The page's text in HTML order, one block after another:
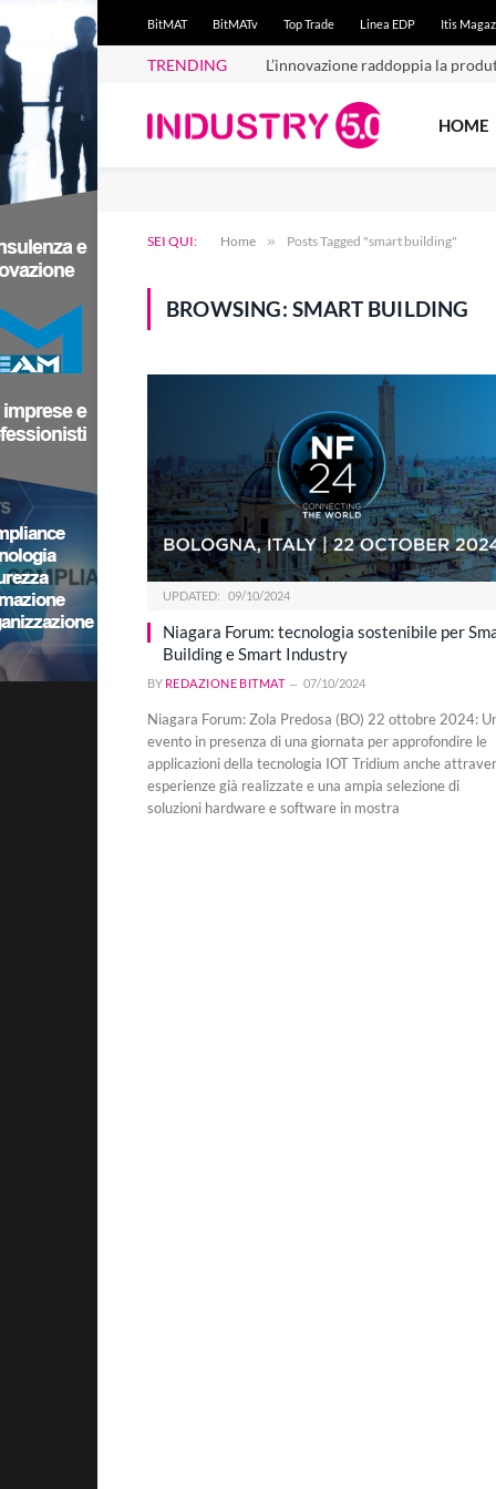
BitMAT BitMATv Top Trade Linea EDP Itis
TRENDING L’innovazione raddoppia la
HOME
SEI QUI: Home » Posts Tagged "smart building"
BROWSING: SMART BUILDING
UPDATED: 09/10/2024
Niagara Forum: tecnologia sostenibile per
Building e Smart Industry
BY REDAZIONE BITMAT 07/10/2024
Niagara Forum: Zola Predosa (BO) 22 ottobre 2024:
evento in presenza di una giornata per approfondire le
applicazioni della tecnologia IOT Tridium anche
esperienze già realizzate e una ampia selezione di
soluzioni hardware e software in mostra